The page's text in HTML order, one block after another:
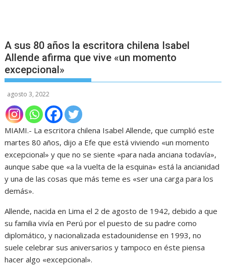
A sus 80 años la escritora chilena Isabel
Allende afirma que vive «un momento
excepcional»
agosto 3, 2022
MIAMI.- La escritora chilena Isabel Allende, que cumplió este
martes 80 años, dijo a Efe que está viviendo «un momento
excepcional» y que no se siente «para nada anciana todavía»,
aunque sabe que «a la vuelta de la esquina» está la ancianidad
y una de las cosas que más teme es «ser una carga para los
demás».
Allende, nacida en Lima el 2 de agosto de 1942, debido a que
su familia vivía en Perú por el puesto de su padre como
diplomático, y nacionalizada estadounidense en 1993, no
suele celebrar sus aniversarios y tampoco en éste piensa
hacer algo «excepcional».